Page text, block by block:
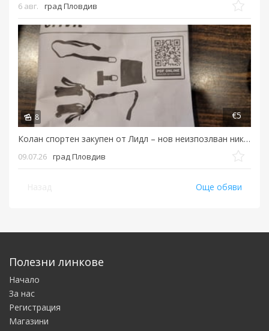
6 авг. град Пловдив
8
Колан спортен закупен от Лидл – нов неизпозлван никога....
€5
09.07.26 град Пловдив
Още обяви
Полезни линкове
Начало
За нас
Регистрация
Магазини